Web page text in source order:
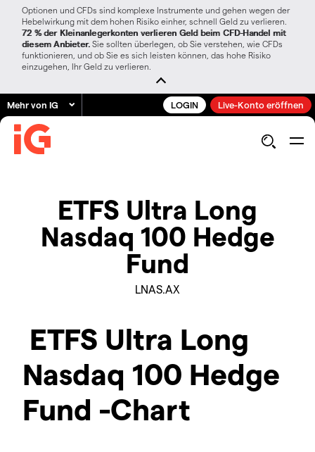
Optionen und CFDs sind komplexe Instrumente und gehen wegen der
Hebelwirkung mit dem hohen Risiko einher, schnell Geld zu verlieren.
72 % der Kleinanlegerkonten verlieren Geld beim CFD-Handel mit
diesem Anbieter. Sie sollten überlegen, ob Sie verstehen, wie CFDs
funktionieren, und ob Sie es sich leisten können, das hohe Risiko
einzugehen, Ihr Geld zu verlieren.
Mehr von IG LOGIN Live-Konto eröffnen
ETFS Ultra Long
Nasdaq 100 Hedge
Fund
LNAS.AX
ETFS Ultra Long
Nasdaq 100 Hedge
Fund -Chart